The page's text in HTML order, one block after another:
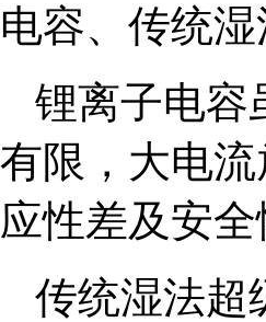
电容、传统
锂离子电容
有限，大电
应性差及安
传统湿法超